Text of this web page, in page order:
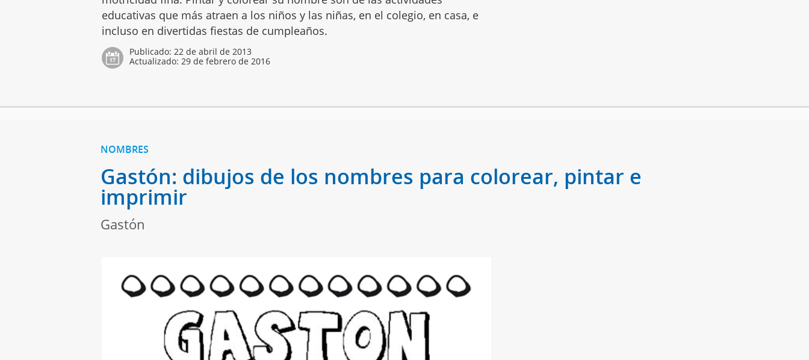
educativas que más atraen a los niños y las niñas, en el colegio, en casa, e
incluso en divertidas fiestas de cumpleaños.
Publicado:22 de abril de 2013
Actualizado:29 de febrero de 2016
NOMBRES
Gastón: dibujos de los nombres para colorear, pintar e
imprimir
Gastón